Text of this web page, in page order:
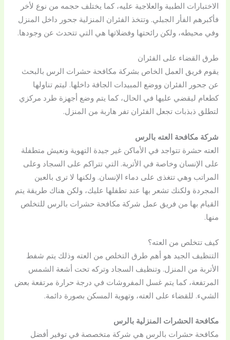
الاختبارات الطبية والعلاجية عليه، كما يختلف حجمه من نوع لأخر
فأكبرهم الفأر الجبلي. وتتخذ الفئران المنزلية جحور داخل المنزل
وفي محيطه، ولكن رائحتها وفضلاتها هي التي تتحدث عن وجودها.
طرق القضاء على الفئران
يقوم فريق العمل الخاص بشركة مكافحة حشرات الرس بالبحث
عن جحور الفئران ووضع المبيدات الجافة داخلها. ليتم تناولها
كطعام ليقضي عليها في الحال، كما يتم وضع أجهزة طرد مركزي
لتطلق ذبذبات تجعل الفئران تفر هاربة من المنزل.
شركة مكافحة العته بالرس
العته حشرة تتواجد في الأماكن غير جيدة التهوية ونعيش متطفلة
على الإنسان وخاصة في الأتربة. التي تتراكم على السجاد وعلى
المراتب وهي تتغذى على دماء الإنسان. ولكنها لا ترى بالعين
المجردة ولكنك تشعر بها عند تطفلها عليك، ولكن هناك طريقة يتم
القيام بها من فريق عمل شركة مكافحة حشرات بالرس للتخلص
منها.
كيف تتخلص من العته؟
التنظيف الجيد هو أهم طرق التخلص من العته وذلك يتم شفط
الأتربة من المنزل. وتنظيف السجاد وتركه تحت أشعة الشمس
المرتفعة، كما يتم غسل المفروشات في درجة حرارة مرتفعة بعض
الشيء. للقضاء على العته، وتهوية المسكن بصورة دائمة.
مكافحة الحشرات المنزلية بالرس
مكافحة حشرات بالرس هي شركة متخصصة في توفير أفضل